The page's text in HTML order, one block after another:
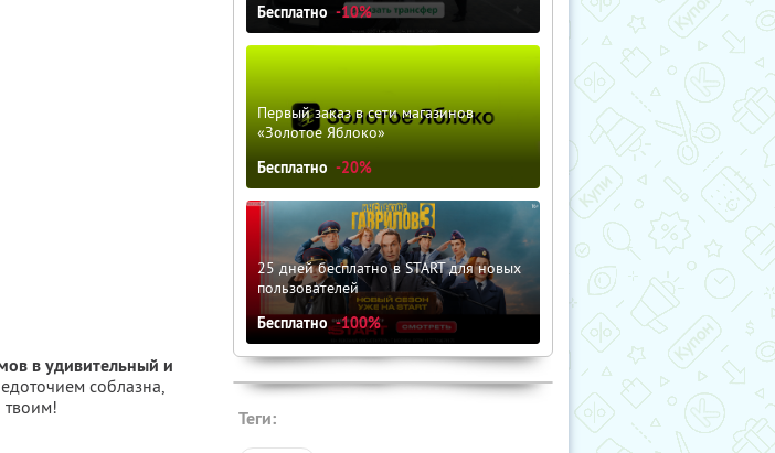
в удивительный и
соблазна,
твоим!
Бесплатно -10%
Первый заказ в сети магазинов
«Золотое Яблоко»
Бесплатно -20%
25 дней бесплатно в START для новых
пользователей
Бесплатно -100%
Теги: